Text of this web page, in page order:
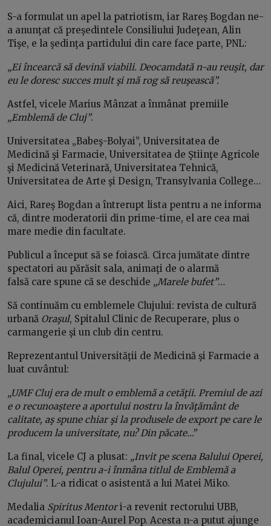
S-a formulat un apel la patriotism, iar Rareş Bogdan ne-
a anunţat că preşedintele Consiliului Judeţean, Alin
Tişe, e la şedinţa partidului din care face parte, PNL:
„Ei încearcă să devină viabili. Deocamdată n-au reuşit, dar
eu le doresc succes mult şi mă rog să reuşească”.
Astfel, vicele Marius Mânzat a înmânat premiile
„Emblemă de Cluj”.
Universitatea „Babeş-Bolyai”, Universitatea de
Medicină şi Farmacie, Universitatea de Ştiinţe Agricole
şi Medicină Veterinară, Universitatea Tehnică,
Universitatea de Arte şi Design, Transylvania College…
Aici, Rareş Bogdan a întrerupt lista pentru a ne informa
că, dintre moderatorii din prime-time, el are cea mai
mare medie din facultate.
Publicul a început să se foiască. Circa jumătate dintre
spectatori au părăsit sala, animaţi de o alarmă
falsă care spune că se deschide „Marele bufet”…
Să continuăm cu emblemele Clujului: revista de cultură
urbană Oraşul, Spitalul Clinic de Recuperare, plus o
carmangerie şi un club din centru.
Reprezentantul Universităţii de Medicină şi Farmacie a
luat cuvântul:
„UMF Cluj era de mult o emblemă a cetăţii. Premiul de azi
e o recunoaştere a aportului nostru la învăţământ de
calitate, aş spune chiar şi la produsele de export pe care le
producem la universitate, nu? Din păcate…”
La final, vicele CJ a plusat: „Invit pe scena Balului Operei,
Balul Operei, pentru a-i înmâna titlul de Emblemă a
Clujului”. L-a ridicat o asistentă a lui Matei Miko.
Medalia Spiritus Mentori-a revenit rectorului UBB,
academicianul Ioan-Aurel Pop. Acesta n-a putut ajunge